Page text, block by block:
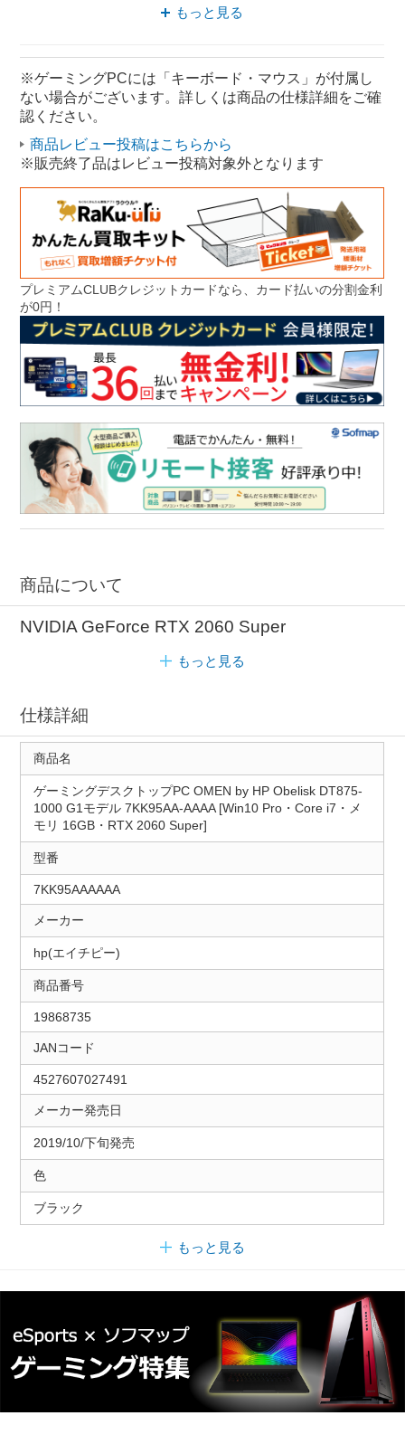
HP OMEN
ゲーミングデスクトップパソコン OMEN
もっと見る
※ゲーミングPCには「キーボード・マウス」が付属し
ない場合がございます。詳しくは商品の仕様詳細をご確
認ください。
商品レビュー投稿はこちらから
※販売終了品はレビュー投稿対象外となります
プレミアムCLUBクレジットカードなら、カード払いの分割金利
が0円！
商品について
NVIDIA GeForce RTX 2060 Super
もっと見る
仕様詳細
商品名
ゲーミングデスクトップPC OMEN by HP Obelisk DT875-
1000 G1モデル 7KK95AA-AAAA [Win10 Pro・Core i7・メ
モリ 16GB・RTX 2060 Super]
型番
7KK95AAAAAA
メーカー
hp(エイチピー)
商品番号
19868735
JANコード
4527607027491
メーカー発売日
2019/10/下旬発売
色
ブラック
もっと見る